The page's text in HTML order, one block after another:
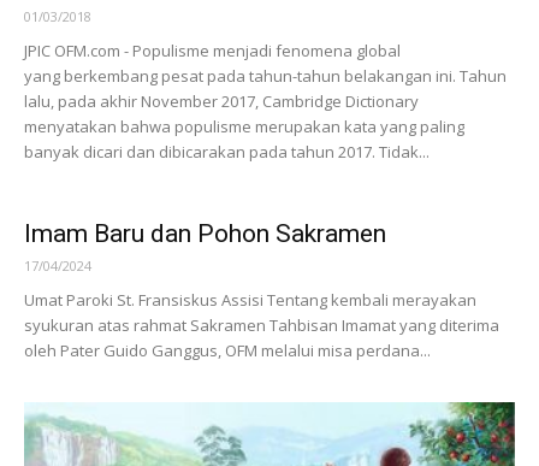
01/03/2018
JPIC OFM.com - Populisme menjadi fenomena global
yang berkembang pesat pada tahun-tahun belakangan ini. Tahun
lalu, pada akhir November 2017, Cambridge Dictionary
menyatakan bahwa populisme merupakan kata yang paling
banyak dicari dan dibicarakan pada tahun 2017. Tidak...
Imam Baru dan Pohon Sakramen
17/04/2024
Umat Paroki St. Fransiskus Assisi Tentang kembali merayakan
syukuran atas rahmat Sakramen Tahbisan Imamat yang diterima
oleh Pater Guido Ganggus, OFM melalui misa perdana...